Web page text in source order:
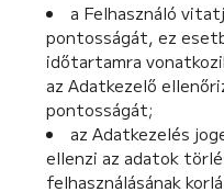
a Felhasználó
pontosságát, ez
időtartamra
az Adatkezelő
pontosságát;
az Adatkezelés
ellenzi az adatok
felhasználásának